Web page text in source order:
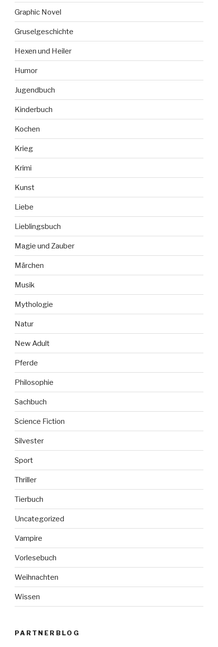
Graphic Novel
Gruselgeschichte
Hexen und Heiler
Humor
Jugendbuch
Kinderbuch
Kochen
Krieg
Krimi
Kunst
Liebe
Lieblingsbuch
Magie und Zauber
Märchen
Musik
Mythologie
Natur
New Adult
Pferde
Philosophie
Sachbuch
Science Fiction
Silvester
Sport
Thriller
Tierbuch
Uncategorized
Vampire
Vorlesebuch
Weihnachten
Wissen
PARTNERBLOG